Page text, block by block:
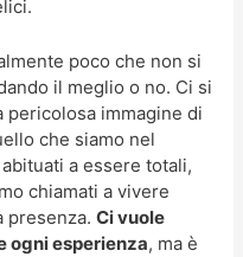
poco che non si
il meglio o no. Ci si
pericolosa immagine di
che siamo nel
a essere totali,
chiamati a vivere
presenza.Ci vuole
ogni esperienza, ma è